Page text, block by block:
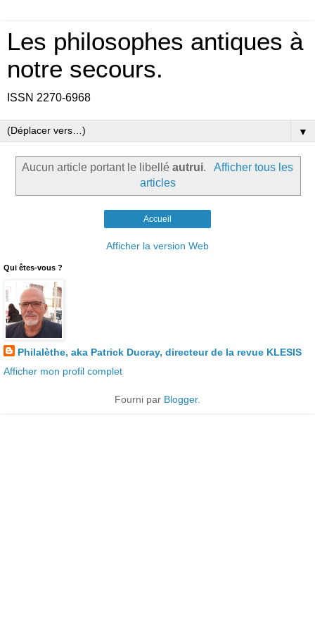
Les philosophes antiques à
notre secours.
ISSN 2270-6968
▼
Aucun article portant le libelléautrui.
Afficher tous les
articles
Accueil
Afficher la version Web
Qui êtes-vous ?
Philalèthe, aka Patrick Ducray, directeur de la revue KLESIS
Afficher mon profil complet
Fourni par Blogger.